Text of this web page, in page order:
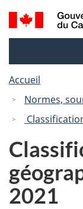
Recherche
et
Accueil
Normes,
2021